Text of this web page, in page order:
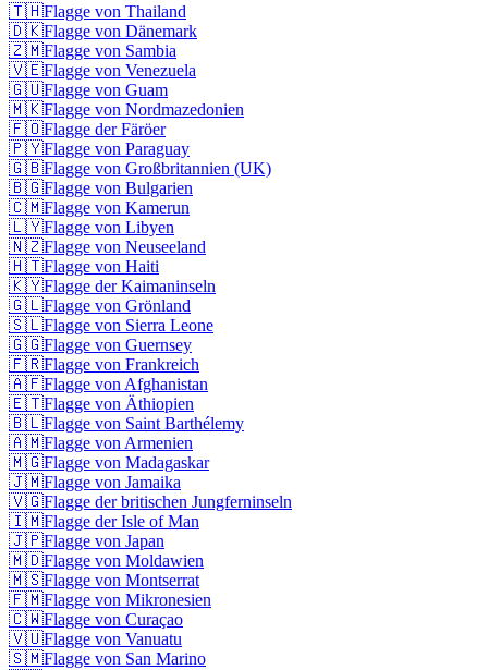
🇹🇭Flagge von Thailand
🇩🇰Flagge von Dänemark
🇿🇲Flagge von Sambia
🇻🇪Flagge von Venezuela
🇬🇺Flagge von Guam
🇲🇰Flagge von Nordmazedonien
🇫🇴Flagge der Färöer
🇵🇾Flagge von Paraguay
🇬🇧Flagge von Großbritannien (UK)
🇧🇬Flagge von Bulgarien
🇨🇲Flagge von Kamerun
🇱🇾Flagge von Libyen
🇳🇿Flagge von Neuseeland
🇭🇹Flagge von Haiti
🇰🇾Flagge der Kaimaninseln
🇬🇱Flagge von Grönland
🇸🇱Flagge von Sierra Leone
🇬🇬Flagge von Guernsey
🇫🇷Flagge von Frankreich
🇦🇫Flagge von Afghanistan
🇪🇹Flagge von Äthiopien
🇧🇱Flagge von Saint Barthélemy
🇦🇲Flagge von Armenien
🇲🇬Flagge von Madagaskar
🇯🇲Flagge von Jamaika
🇻🇬Flagge der britischen Jungferninseln
🇮🇲Flagge der Isle of Man
🇯🇵Flagge von Japan
🇲🇩Flagge von Moldawien
🇲🇸Flagge von Montserrat
🇫🇲Flagge von Mikronesien
🇨🇼Flagge von Curaçao
🇻🇺Flagge von Vanuatu
🇸🇲Flagge von San Marino